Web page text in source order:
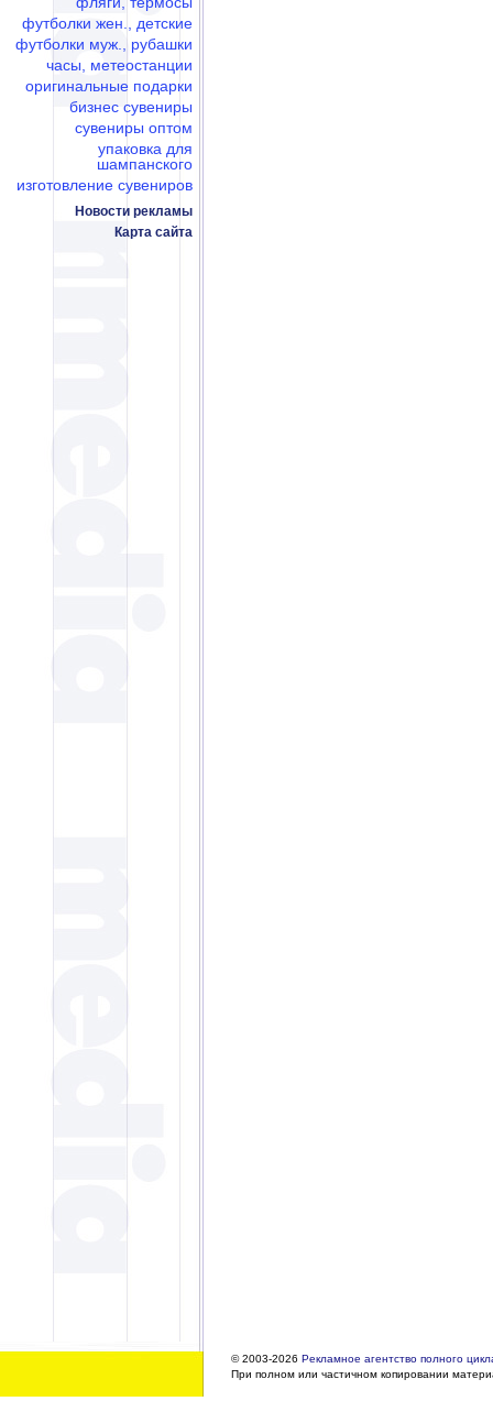
футболки жен., детские
футболки муж., рубашки
часы, метеостанции
оригинальные подарки
бизнес сувениры
сувениры оптом
упаковка для
шампанского
изготовление сувениров
Новости рекламы
Карта сайта
© 2003-2026 Рекламное агентство полного
При полном или частичном копировании